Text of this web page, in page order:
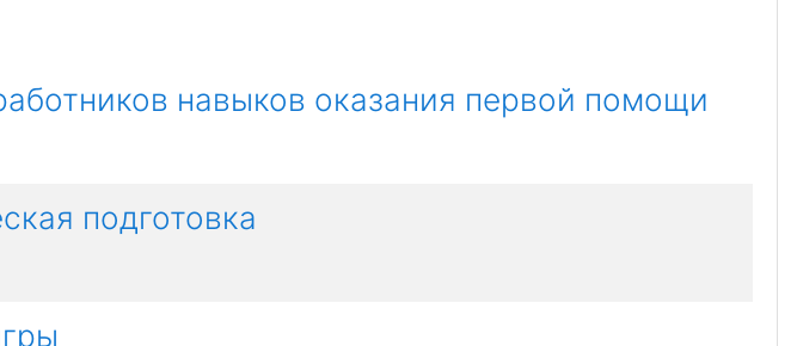
навыков оказания первой помощи
подготовка